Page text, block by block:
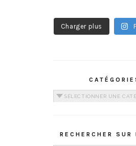
Charger plus
Catégories
RECHERCHER SUR